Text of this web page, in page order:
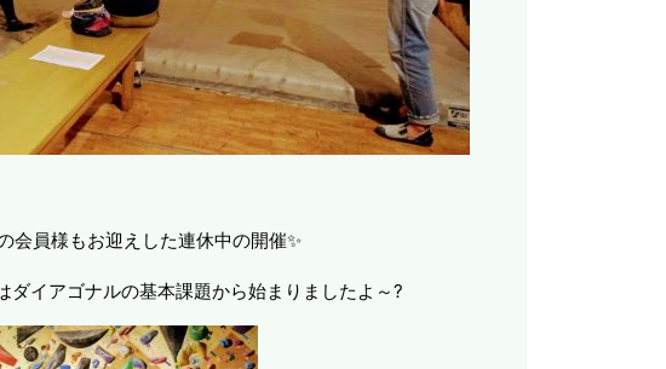
会員様もお迎えした連休中の開催✨
イアゴナルの基本課題から始まりましたよ～?